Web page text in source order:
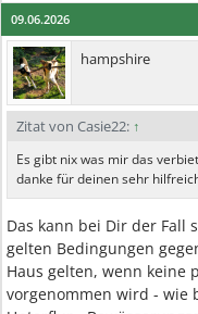
09.06.2026
hampshire
Zitat von Casie22: ↑
Es gibt nix was mir das
danke für deinen sehr
Das kann bei Dir der Fall
gelten Bedingungen
Haus gelten, wenn keine
vorgenommen wird - wie